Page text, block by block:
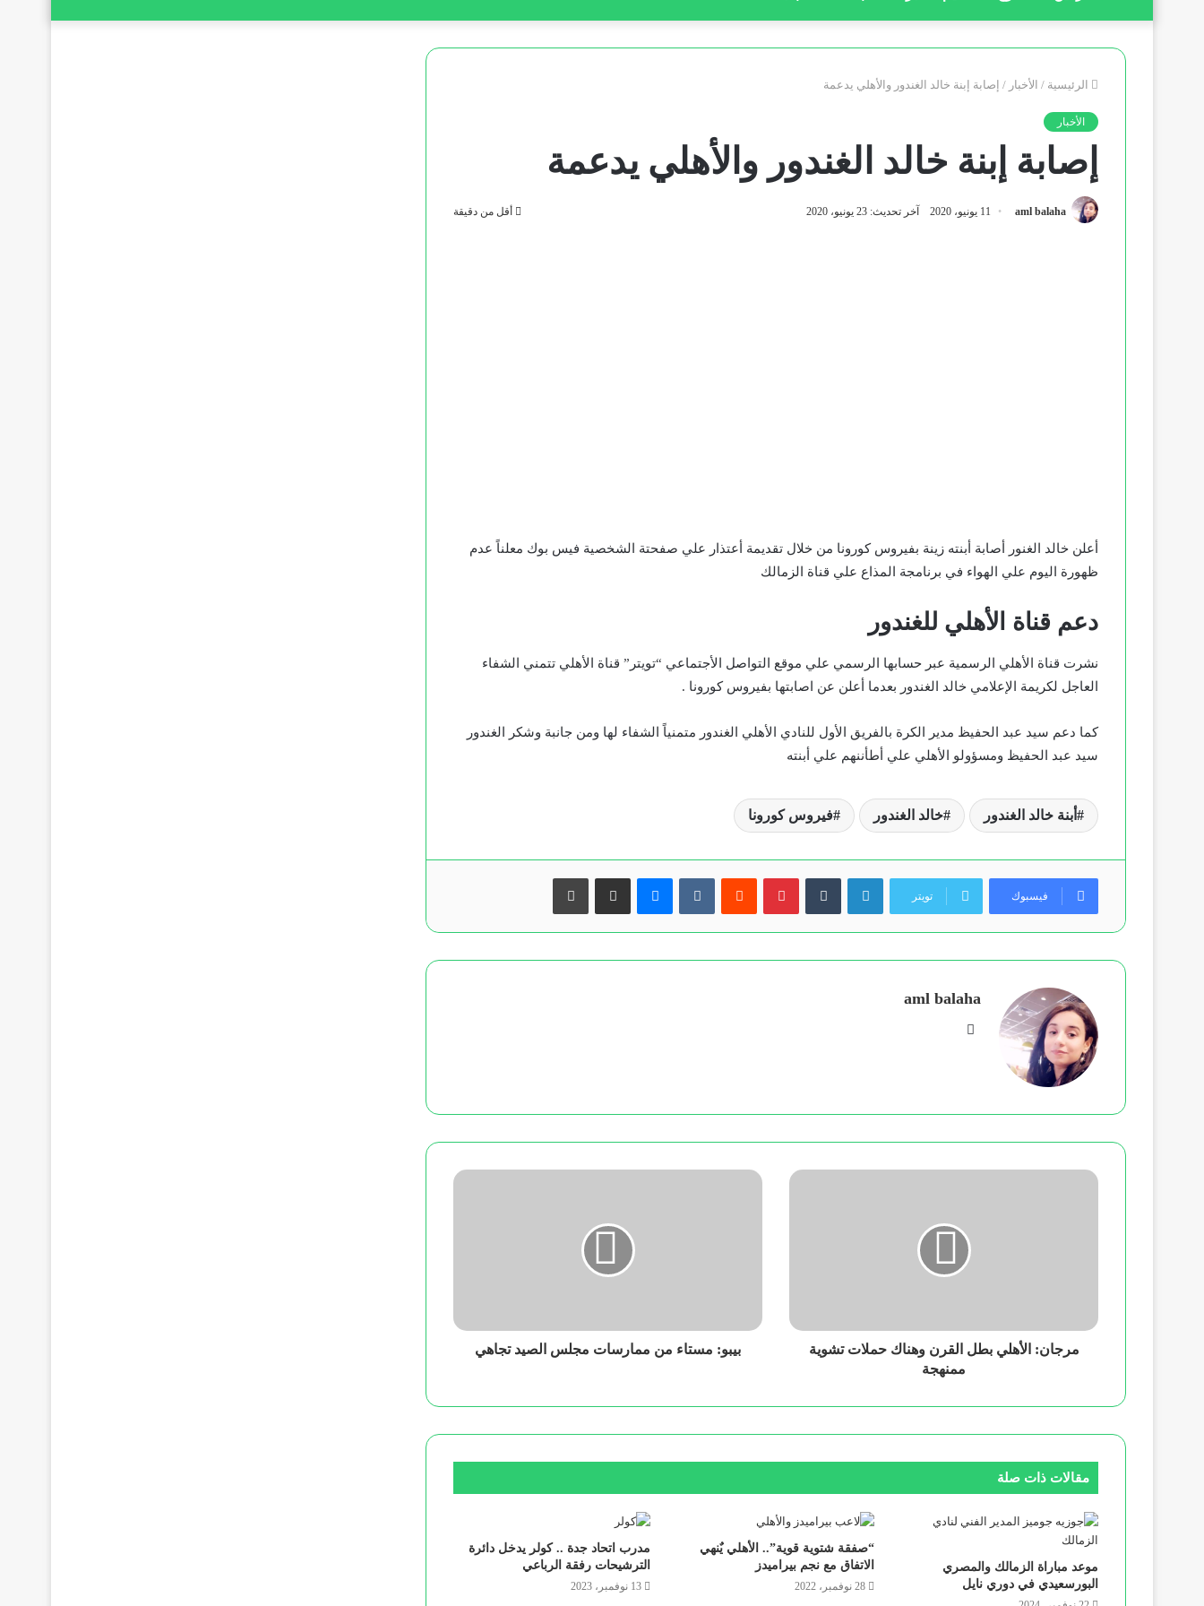
الرئيسية / الأخبار / إصابة إبنة خالد الغندور والأهلي يدعمة
الأخبار
إصابة إبنة خالد الغندور والأهلي يدعمة
aml balaha 11 يونيو، 2020 آخر تحديث: 23 يونيو، 2020 أقل من دقيقة
أعلن خالد الغنور أصابة أبنته زينة بفيروس كورونا من خلال تقديمة أعتذار علي صفحتة الشخصية فيس بوك معلناً عدم
ظهورة اليوم علي الهواء في برنامجة المذاع علي قناة الزمالك
دعم قناة الأهلي للغندور
نشرت قناة الأهلي الرسمية عبر حسابها الرسمي علي موقع التواصل الأجتماعي “تويتر” قناة الأهلي تتمني الشفاء
العاجل لكريمة الإعلامي خالد الغندور بعدما أعلن عن اصابتها بفيروس كورونا .
كما دعم سيد عبد الحفيظ مدير الكرة بالفريق الأول للنادي الأهلي الغندور متمنياً الشفاء لها ومن جانبة وشكر الغندور
سيد عبد الحفيظ ومسؤولو الأهلي علي أطأننهم علي أبنته
أبنة خالد الغندور خالد الغندور فيروس كورونا
فيسبوك تويتر
لينكدإن بينتيريست ماسنجر مشاركة عبر البريد طباعة
aml balaha
مرجان: الأهلي بطل القرن وهناك حملات تشوية
ممنهجة
بيبو: مستاء من ممارسات مجلس الصيد تجاهي
مقالات ذات صلة
موعد مباراة الزمالك والمصري
البورسعيدي في دوري نايل
“صفقة شتوية قوية”.. الأهلي يٌنهي
الاتفاق مع نجم بيراميدز
28 نوفمبر، 2022
مدرب اتحاد جدة .. كولر يدخل دائرة
الترشيحات رفقة الرباعي
13 نوفمبر، 2023